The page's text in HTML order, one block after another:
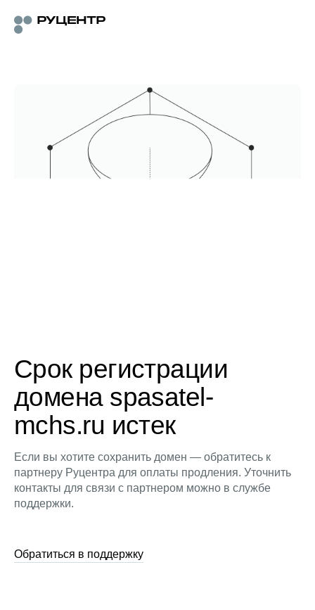
Срок регистрации
домена spasatel-
mchs.ru истек
Если вы хотите сохранить домен — обратитесь к
партнеру Руцентра для оплаты продления. Уточнить
контакты для связи с партнером можно в службе
поддержки.
Обратиться в поддержку